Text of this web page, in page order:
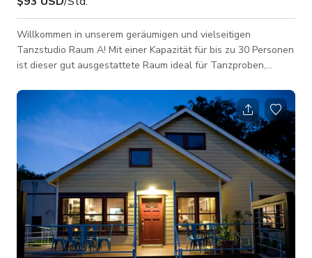
Willkommen in unserem geräumigen und vielseitigen
Tanzstudio Raum A! Mit einer Kapazität für bis zu 30 Personen
ist dieser gut ausgestattete Raum ideal für Tanzproben,
Bewegung und Kreativität bietet Tanzstudio Raum A die
perfekte Umgebung für Ihre nächste Veranstaltung. Verfügt
über 7x8 Fuß große bodentiefe Spiegel, die entlang der
Wände jedes Raumes verlaufen. Jeder Raum verfügt über
maßgeschneiderte Ballettstangen, die an